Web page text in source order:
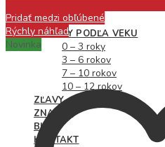
NOVINKY
HRAČKY PODĽA VEKU
0 – 3 roky
3 – 6 rokov
7 – 10 rokov
10 – 12 rokov
ZĽAVY
ZNAČKY
BLOG
KONTAKT
Pridať medzi obľúbené
Rýchly náhľad
Novinka